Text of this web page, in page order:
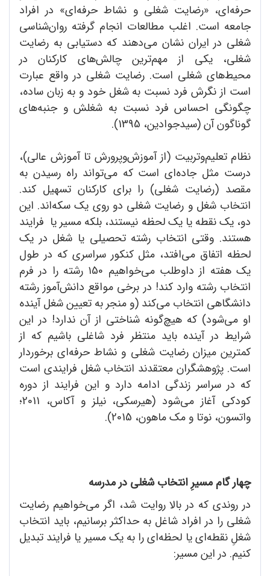
حرفه‌ای، «رضایت شغلی و نشاط حرفه‌ای» در افراد
جامعه است. اغلب مطالعات انجام گرفته روان‌شناسی
شغلی در ایران نشان می‌دهند که دستیابی به رضایت
شغلی، یکی از مهم‌ترین چالش‌های کارکنان در
محیط‌های شغلی است. رضایت شغلی در واقع عبارت
است از نگرش فرد نسبت به شغل خود و به زبان ساده،
چگونگی احساس فرد نسبت به شغلش و جنبه‌های
گوناگون آن (سیدجوادین، 1395).
نظام تعلیم‌و‌تربیت (از آموزش‌وپرورش تا آموزش عالی)،
درست مثل جاده‌ای است که می‌تواند راه رسیدن به
مقصد (رضایت شغلی) را برای کارکنان تسهیل کند.
انتخاب شغل و رضایت شغلی دو روی یک سکه‌اند. این
دو، یک نقطه یا یک لحظه نیستند، بلکه مسیر یا فرایند
هستند. وقتی انتخاب رشته تحصیلی یا شغل در یک
لحظه اتفاق می‌افتد، مثل کنکور سراسری که در طول
یک هفته از داوطلب می‌خواهیم ۱50 رشته را در فرم
انتخاب رشته وارد کند! در برخی مواقع دانش‌آموز رشته
دانشگاهی انتخاب می‌کند (و منجر به تعیین شغل آینده
او می‌شود) که هیچ‌گونه شناختی از آن ندارد! در این
شرایط در آینده باید منتظر فرد شاغلی باشیم که از
کمترین میزان رضایت شغلی و نشاط حرفه‌ای برخوردار
است. پژوهشگران معتقدند انتخاب شغل فرایندی است
که در سراسر زندگی ادامه دارد و این فرایند از دوره
کودکی آغاز می‌شود (هیرسکی، نیلز و آکاس، 2011؛
واتسون، نوتا و مک‌ ماهون، 2015).
چهار گام مسیرِ انتخاب شغلی در مدرسه
در روندی که در بالا روایت شد، اگر می‌خواهیم رضایت
شغلی را در افراد شاغل به حداکثر برسانیم، باید انتخاب
شغلِ نقطه‌ای یا لحظه‌ای را به یک مسیر یا فرایند تبدیل
کنیم. در این مسیر: